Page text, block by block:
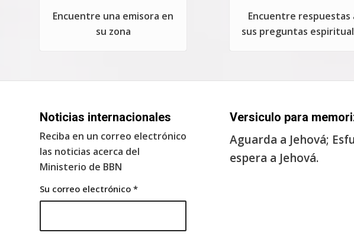
Encuentre una emisora en
su zona
Encuentre respuestas
sus preguntas
Noticias internacionales
Reciba en un correo electrónico
las noticias acerca del
Ministerio de BBN
Su correo electrónico *
Versiculo para
Aguarda a Jehová;
espera a Jehová.